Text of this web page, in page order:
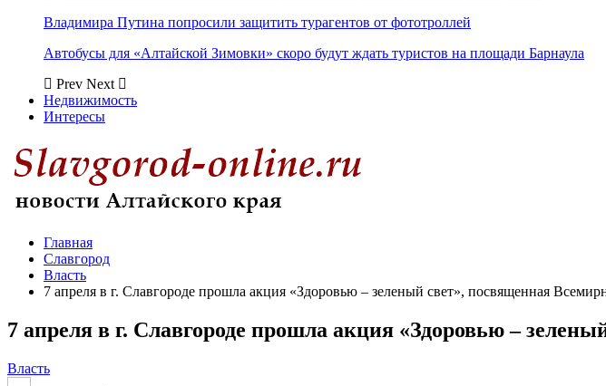
Владимира Путина попросили защитить турагентов от фототроллей
Автобусы для «Алтайской Зимовки» скоро будут ждать туристов на площади Барнаула
Prev Next
Недвижимость
Интересы
Главная
Славгород
Власть
7 апреля в г. Славгороде прошла акция «Здоровью – зеленый свет», посвященная
7 апреля в г. Славгороде прошла акция «Здоровью –
Власть